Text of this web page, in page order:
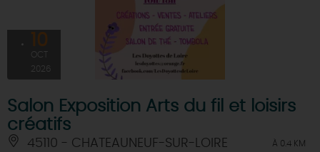
10
OCT
2026
Salon Exposition Arts du fil et loisirs
créatifs
45110 - CHATEAUNEUF-SUR-LOIRE À 0.4 KM